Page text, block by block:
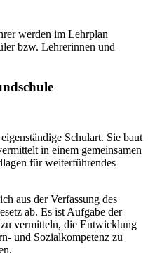
werden im Lehrplan
bzw. Lehrerinnen und
Schulart. Sie baut
in einem gemeinsamen
für weiterführendes
aus der Verfassung des
ab. Es ist Aufgabe der
vermitteln, die Entwicklung
und Sozialkompetenz zu